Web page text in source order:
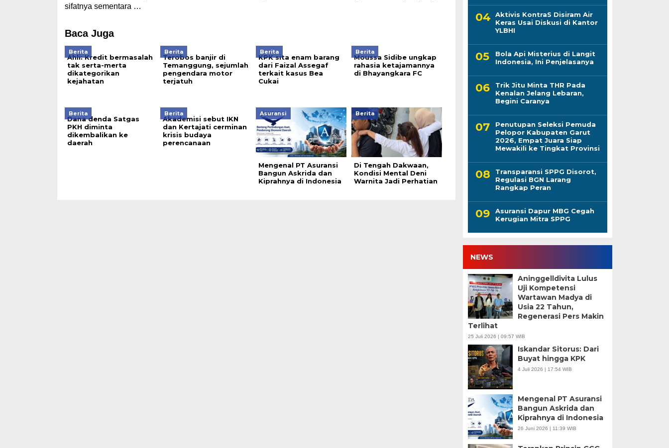
sifatnya sementara …
Baca Juga
Berita
Ahli: Kredit bermasalah
tak serta-merta
dikategorikan
kejahatan
Berita
Terobos banjir di
Temanggung, sejumlah
pengendara motor
terjatuh
Berita
KPK sita enam barang
dari Faizal Assegaf
terkait kasus Bea
Cukai
Berita
Moussa Sidibe ungkap
rahasia ketajamannya
di Bhayangkara FC
Berita
Dana denda Satgas
PKH diminta
dikembalikan ke
daerah
Berita
Akademisi sebut IKN
dan Kertajati cerminan
krisis budaya
perencanaan
Asuransi
Mengenal PT Asuransi
Bangun Askrida dan
Kiprahnya di Indonesia
Berita
Di Tengah Dakwaan,
Kondisi Mental Deni
Warnita Jadi Perhatian
Aktivis KontraS Disiram Air
Keras Usai Diskusi di Kantor
YLBHI
Bola Api Misterius di Langit
Indonesia, Ini Penjelasanya
Trik Jitu Minta THR Pada
Kenalan Jelang Lebaran,
Begini Caranya
Penutupan Seleksi Pemuda
Pelopor Kabupaten Garut
2026, Empat Juara Siap
Mewakili ke Tingkat Provinsi
Transparansi SPPG Disorot,
Regulasi BGN Larang
Rangkap Peran
Asuransi Dapur MBG Cegah
Kerugian Mitra SPPG
NEWS
Aninggelldivita Lulus
Uji Kompetensi
Wartawan Madya di
Usia 22 Tahun,
Regenerasi Pers Makin
Terlihat
25 Juli 2026 | 09:57 WIB
Iskandar Sitorus: Dari
Buyat hingga KPK
4 Juli 2026 | 17:54 WIB
Mengenal PT Asuransi
Bangun Askrida dan
Kiprahnya di Indonesia
26 Juni 2026 | 11:39 WIB